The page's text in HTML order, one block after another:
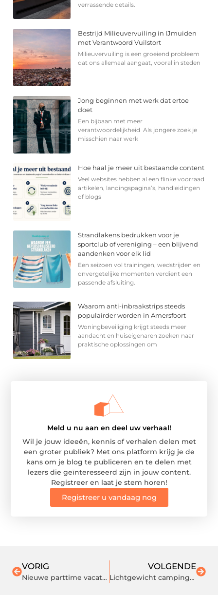
verrassende details.
Bestrijd Milieuvervuiling in IJmuiden
met Verantwoord Vuilstort
Milieuvervuiling is een groeiend probleem
dat ons allemaal aangaat, vooral in steden
Jong beginnen met werk dat ertoe
doet
Een bijbaan met meer
verantwoordelijkheid Als jongere zoek je
misschien naar werk
Hoe haal je meer uit bestaande content
Veel websites hebben al een flinke voorraad
artikelen, landingspagina’s, handleidingen
of blogs
Strandlakens bedrukken voor je
sportclub of vereniging – een blijvend
aandenken voor elk lid
Een seizoen vol trainingen, wedstrijden en
onvergetelijke momenten verdient een
passende afsluiting.
Waarom anti-inbraakstrips steeds
populairder worden in Amersfoort
Woningbeveiliging krijgt steeds meer
aandacht en huiseigenaren zoeken naar
praktische oplossingen om
Meld u nu aan en deel uw verhaal!
Wil je jouw ideeën, kennis of verhalen delen met
een groter publiek? Met ons platform krijg je de
kans om je blog te publiceren en te delen met
lezers die geïnteresseerd zijn in jouw content.
Registreer en laat je stem horen!
Registreer u vandaag nog
VORIG
Nieuwe parttime vacatures die perfect bij jou passen
VOLGENDE
Lichtgewicht campingkeukens voor backpackers en avonturiers